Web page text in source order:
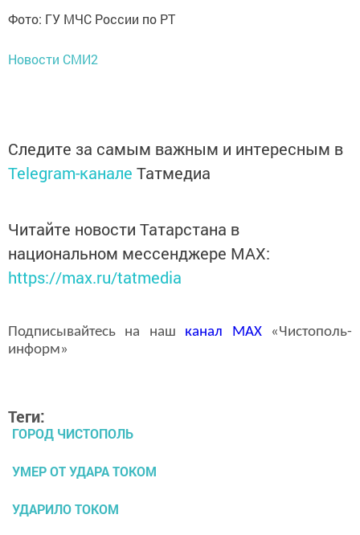
Фото: ГУ МЧС России по РТ
Новости СМИ2
Следите за самым важным и интересным в
Telegram-канале Татмедиа
Читайте новости Татарстана в
национальном мессенджере MАХ:
https://max.ru/tatmedia
Подписывайтесь на наш канал MAX«Чистополь-
информ»
Теги:
ГОРОД ЧИСТОПОЛЬ
УМЕР ОТ УДАРА ТОКОМ
УДАРИЛО ТОКОМ